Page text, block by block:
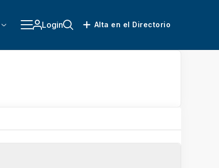
Login Alta en el Directorio